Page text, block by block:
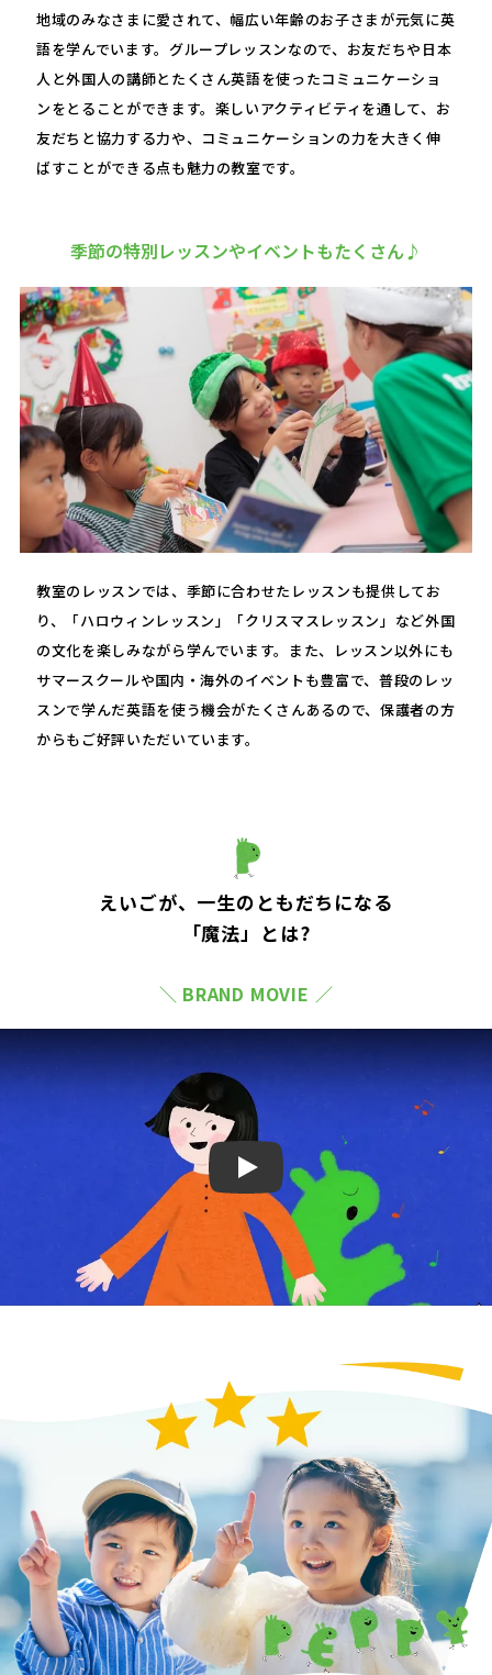
地域のみなさまに愛されて、幅広い年齢のお子さまが元気に英
語を学んでいます。グループレッスンなので、お友だちや日本
人と外国人の講師とたくさん英語を使ったコミュニケーショ
ンをとることができます。楽しいアクティビティを通して、お
友だちと協力する力や、コミュニケーションの力を大きく伸
ばすことができる点も魅力の教室です。
季節の特別レッスンやイベントもたくさん♪
教室のレッスンでは、季節に合わせたレッスンも提供してお
り、「ハロウィンレッスン」「クリスマスレッスン」など外国
の文化を楽しみながら学んでいます。また、レッスン以外にも
サマースクールや国内・海外のイベントも豊富で、普段のレッ
スンで学んだ英語を使う機会がたくさんあるので、保護者の方
からもご好評いただいています。
えいごが、一生のともだちになる
「魔法」とは?
＼ BRAND MOVIE ／